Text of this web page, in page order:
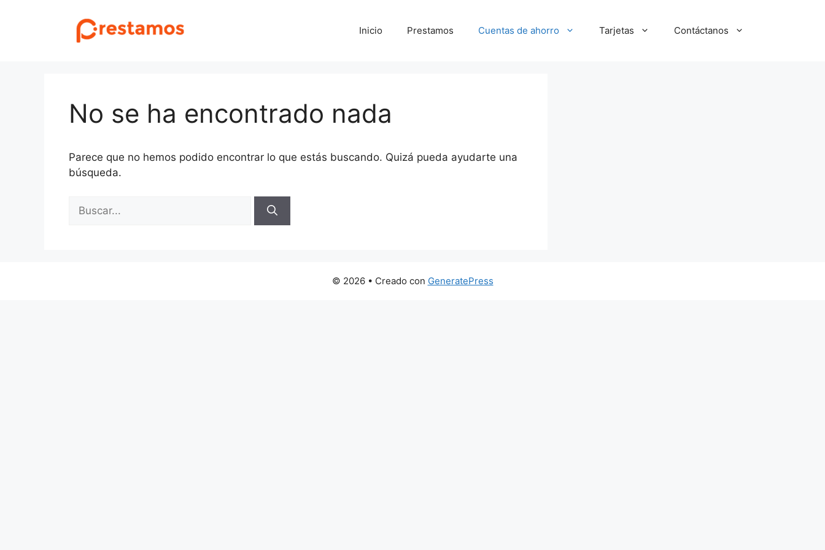
Inicio Prestamos Cuentas de ahorro Tarjetas Contáctanos
No se ha encontrado nada
Parece que no hemos podido encontrar lo que estás buscando. Quizá pueda ayudarte una
búsqueda.
© 2026 • Creado con GeneratePress